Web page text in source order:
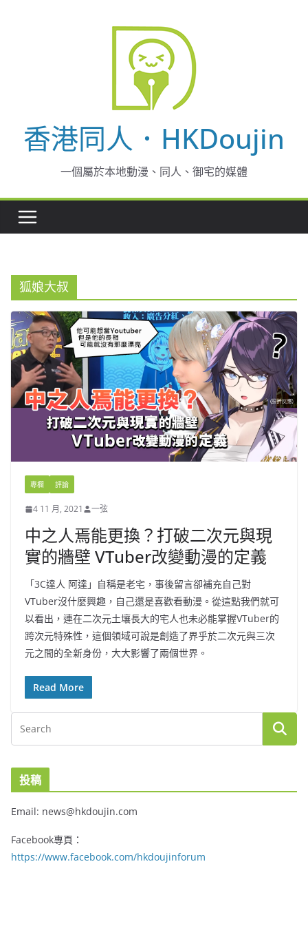
香港同人．HKDoujin
一個屬於本地動漫、同人、御宅的媒體
狐娘大叔
專欄 評論
4 11 月, 2021 一弦
中之人焉能更換？打破二次元與現
實的牆壁 VTuber改變動漫的定義
「3C達人 阿達」自稱是老宅，事後留言卻補充自己對
VTuber沒什麼興趣，自己還是喜歡看動漫。從這點我們就可
以看出，連在二次元土壤長大的宅人也未必能掌握VTuber的
跨次元特殊性，這個領域可說是創造了界乎於二次元與三次
元之間的全新身份，大大影響了兩個世界。
Read More
投稿
Email: news@hkdoujin.com
Facebook專頁：
https://www.facebook.com/hkdoujinforum